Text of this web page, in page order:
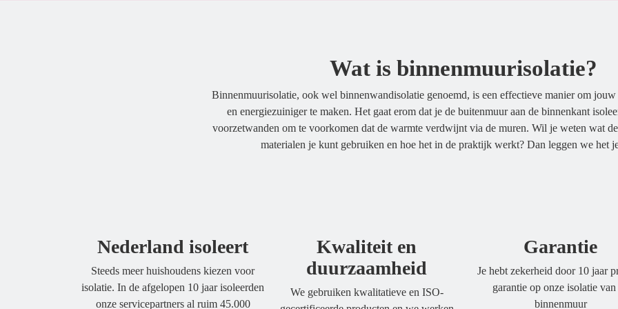
Wat is binnenmuurisolatie?
Binnenmuurisolatie, ook wel binnenwandisolatie genoemd, is een effectieve manier om
en energiezuiniger te maken. Het gaat erom dat je de buitenmuur aan de binnenkant
voorzetwanden om te voorkomen dat de warmte verdwijnt via de muren. Wil je weten wat
materialen je kunt gebruiken en hoe het in de praktijk werkt? Dan leggen we het
Nederland isoleert
Steeds meer huishoudens kiezen voor
isolatie. In de afgelopen 10 jaar isoleerden
onze servicepartners al ruim 45.000
Kwaliteit en
duurzaamheid
We gebruiken kwalitatieve en ISO-
Garantie
Je hebt zekerheid door 10 jaar
garantie op onze isolatie van
binnenmuur